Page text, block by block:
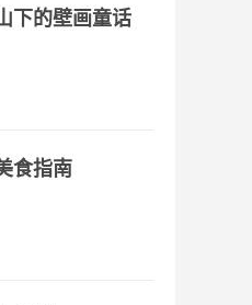
下的壁画童话
食指南